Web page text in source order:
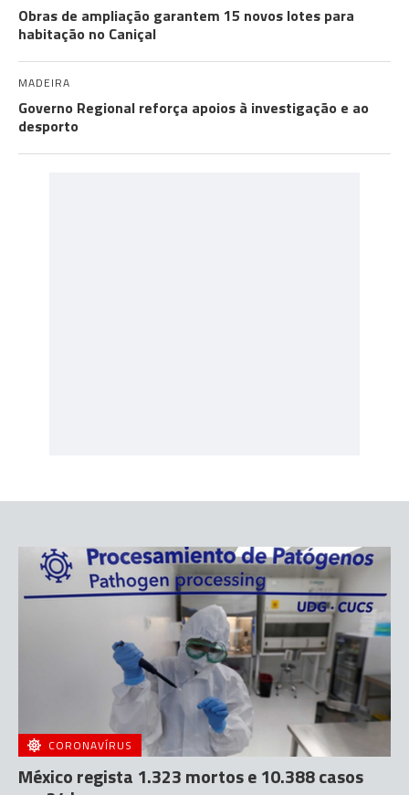
Obras de ampliação garantem 15 novos lotes para
habitação no Caniçal
MADEIRA
Governo Regional reforça apoios à investigação e ao
desporto
CORONAVÍRUS
México regista 1.323 mortos e 10.388 casos